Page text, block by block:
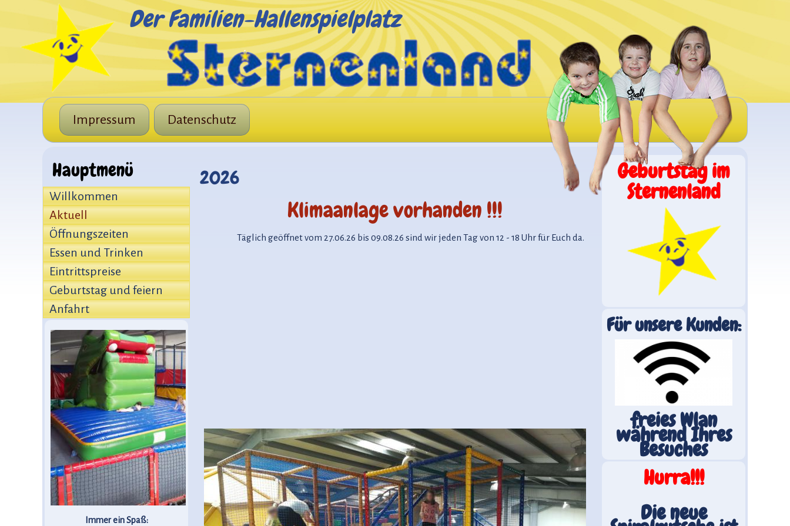
Der Familien-Hallenspielplatz
Impressum Datenschutz
Hauptmenü
Willkommen
Aktuell
Öffnungszeiten
Essen und Trinken
Eintrittspreise
Geburtstag und feiern
Anfahrt
Immer ein Spaß:
2026
Klimaanlage vorhanden !!!
Täglich geöffnet vom 27.06.26 bis 09.08.26 sind wir jeden Tag von 12 - 18 Uhr für Euch da.
Geburtstag im
Sternenland
Für unsere Kunden:
freies Wlan
während Ihres
Besuches
Hurra!!!
Die neue